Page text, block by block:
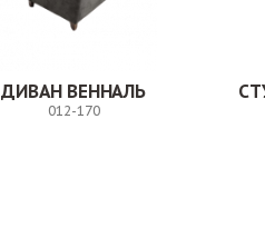
ДИВАН ВЕННАЛЬ
012-170